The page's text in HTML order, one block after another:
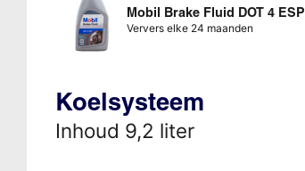
Mobil Brake Fluid DOT 4 ESP
Ververs elke 24 maanden
Koelsysteem
Inhoud 9,2 liter